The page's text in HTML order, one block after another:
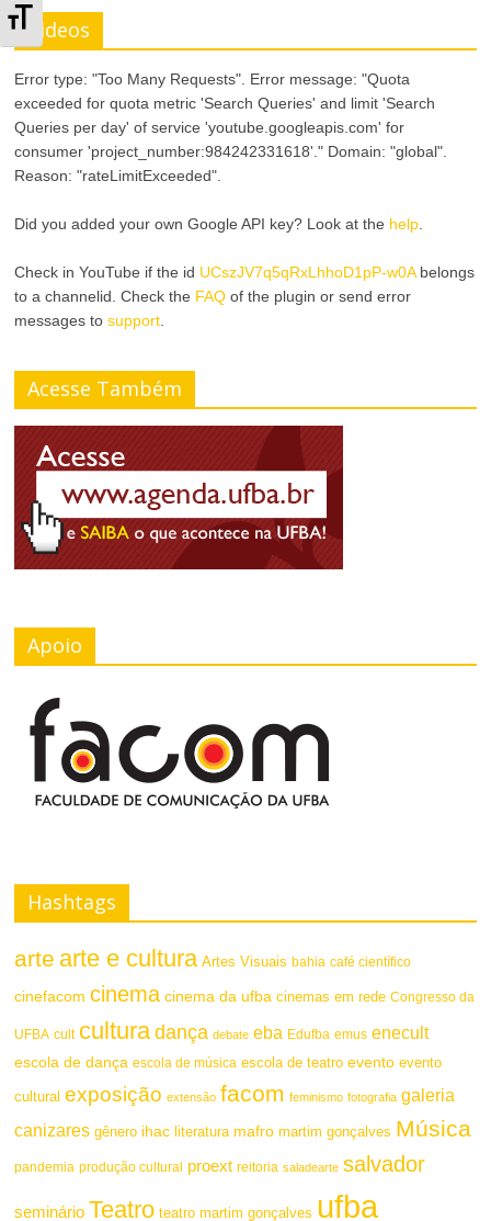
t
e
r
n
a
r
A
o
n
r
A
t
e
n
a
r
T
a
n
o
d
Videos
Error type: "Too Many Requests". Error message: "Quota
exceeded for quota metric 'Search Queries' and limit 'Search
Queries per day' of service 'youtube.googleapis.com' for
consumer 'project_number:984242331618'." Domain: "global".
Reason: "rateLimitExceeded".
Did you added your own Google API key? Look at the help.
Check in YouTube if the id UCszJV7q5qRxLhhoD1pP-w0Abelongs
to a channelid. Check the FAQ of the plugin or send error
messages tosupport.
Acesse Também
Apoio
Hashtags
arte arte e cultura Artes Visuais bahia café científico
cinefacom cinema cinema da ufba cinemas em rede Congresso da
UFBA cult cultura dança debate eba Edufba emus enecult
escola de dança escola de música escola de teatro evento evento
cultural exposição extensão facom feminismo fotografia galeria
canizares gênero ihac literatura mafro martim gonçalves Música
pandemia produção cultural proext reitoria saladearte salvador
seminário Teatro teatro martim gonçalves ufba